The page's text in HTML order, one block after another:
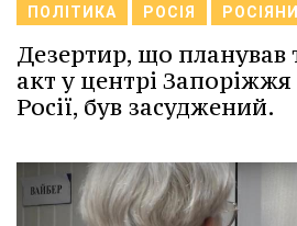
ПОЛІТИКА РОСІЯ РОСІЯНИ
Дезертир, що планував
акт у центрі Запоріжжя
Росії, був засуджений.